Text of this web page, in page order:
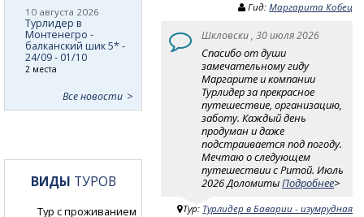
Гид:Маргарита Кобец
Шкловски , 30 июля 2026
Спасибо от души
замечательному гиду
Маргарите и компании
Турлидер за прекрасное
путешествие, организацию,
заботу. Каждый день
продуман и даже
подстраивается под погоду.
Мечтаю о следующем
путешествии с Ритой. Июль
2026 ДоломитыПодробнее>
Тур: Турлидер в Баварии - изумрудная
10 августа 2026
Турлидер в
Монтенегро -
балканский шик 5* -
24/09 - 01/10
2 места
Все новости
ВИДЫ ТУРОВ
Тур с проживанием